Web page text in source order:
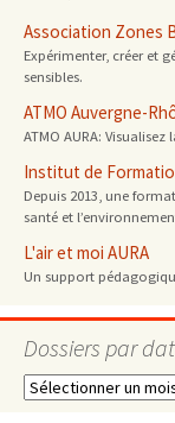
Association Zones
Expérimenter, créer et
sensibles.
ATMO Auvergne-
ATMO AURA:
Institut de
Depuis 2013, une
santé et
L'air et moi AURA
Un support
Dossiers par
Dossiers